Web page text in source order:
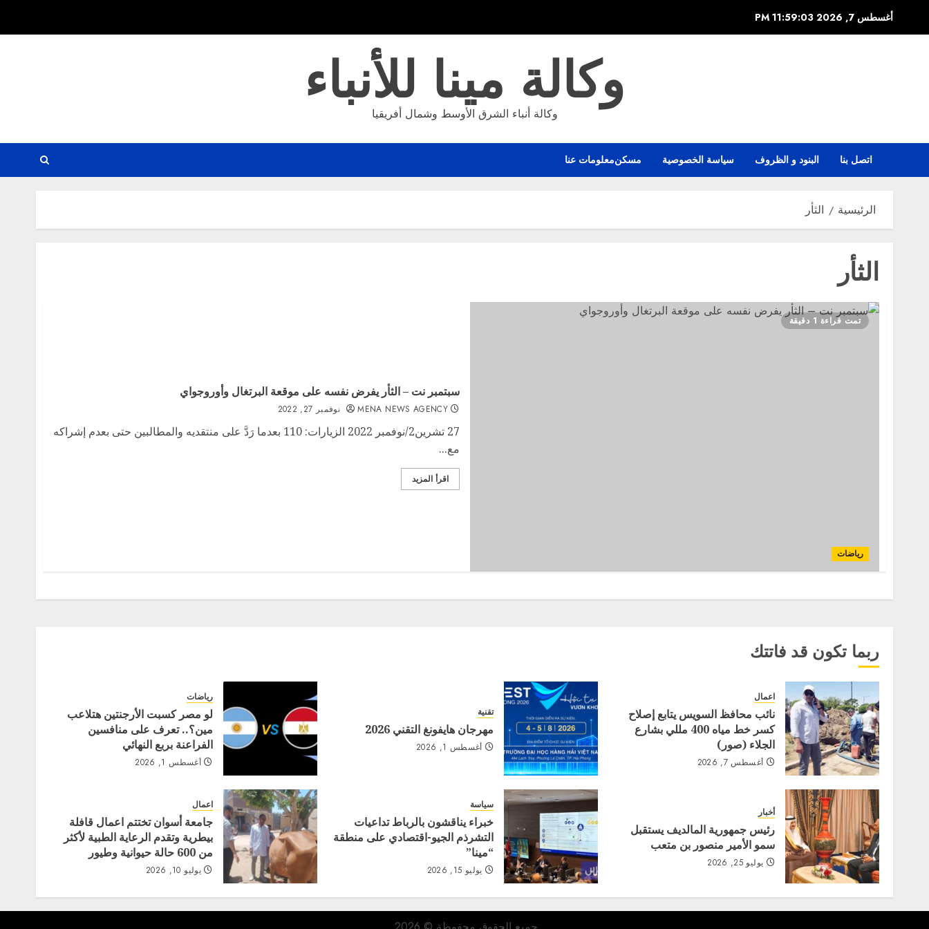
أغسطس 7, 2026 11:59:03 PM
وكالة مينا للأنباء
وكالة أنباء الشرق الأوسط وشمال أفريقيا
اتصل بنا البنود و الظروف سياسة الخصوصية مسكنمعلومات عنا
الرئيسية الثأر
الثأر
تمت قراءة 1 دقيقة
رياضات
سبتمبر نت – الثأر يفرض نفسه على موقعة البرتغال وأوروجواي
MENA NEWS AGENCY نوفمبر 27, 2022
27 تشرين2/نوفمبر 2022 الزيارات: 110 بعدما رَدَّ على منتقديه والمطالبين حتى بعدم إشراكه
مع...
اقرأ المزيد
ربما تكون قد فاتتك
اعمال
نائب محافظ السويس يتابع إصلاح
كسر خط مياه 400 مللي بشارع
الجلاء (صور)
أغسطس 7, 2026
تقنية
مهرجان هايفونغ التقني 2026
أغسطس 1, 2026
رياضات
لو مصر كسبت الأرجنتين هتلاعب
مين؟.. تعرف على منافسين
الفراعنة بربع النهائي
أغسطس 1, 2026
أخبار
رئيس جمهورية المالديف يستقبل
سمو الأمير منصور بن متعب
يوليو 25, 2026
سياسة
خبراء يناقشون بالرباط تداعيات
التشرذم الجيو-اقتصادي على منطقة
“مينا”
يوليو 15, 2026
اعمال
جامعة أسوان تختتم اعمال قافلة
بيطرية وتقدم الرعاية الطبية لأكثر
من 600 حالة حيوانية وطيور
يوليو 10, 2026